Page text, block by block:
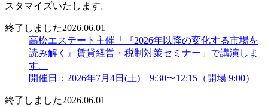
スタマイズいたします。
終了しました2026.06.01
高松エステート主催「『2026年以降の変化する市場を
読み解く』賃貸経営・税制対策セミナー」で講演しま
す。
開催日：2026年7月4日(土) 9:30〜12:15（開場 9:00）
終了しました2026.06.01